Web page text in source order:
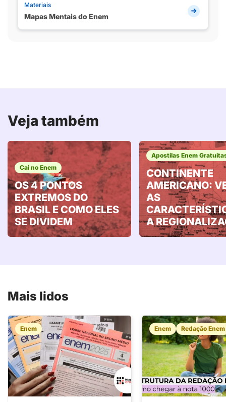
Materiais
Mapas Mentais do Enem
Veja também
Cai no Enem
OS 4 PONTOS
EXTREMOS DO
BRASIL E COMO ELES
SE DIVIDEM
Apostilas Enem
CONTINENTE
AMERICANO:
AS
A
Mais lidos
Enem Enem Redação Enem